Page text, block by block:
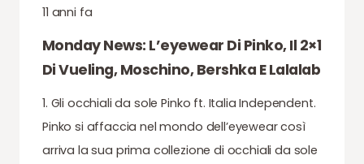
11 anni fa
Monday News: L’eyewear Di Pinko, Il 2×1
Di Vueling, Moschino, Bershka E Lalalab
1. Gli occhiali da sole Pinko ft. Italia Independent.
Pinko si affaccia nel mondo dell’eyewear così
arriva la sua prima collezione di occhiali da sole